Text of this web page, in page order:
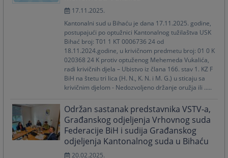
17.11.2025.
Kantonalni sud u Bihaću je dana 17.11.2025. godine,
postupajući po optužnici Kantonalnog tužilaštva USK
Bihać broj: T01 1 KT 0006736 24 od
18.11.2024.godine, u krivičnom predmetu broj: 01 0 K
020368 24 K protiv optuženog Mehemeda Vukalića,
radi krivičnih djela – Ubistvo iz člana 166. stav 1. KZ F
BiH na štetu tri lica (H. N., K. N. i M. G.) u sticaju sa
krivičnim djelom - Nedozvoljeno držanje oružja ili .....
Održan sastanak predstavnika VSTV-a,
Građanskog odjeljenja Vrhovnog suda
Federacije BiH i sudija Građanskog
odjeljenja Kantonalnog suda u Bihaću
20.02.2025.